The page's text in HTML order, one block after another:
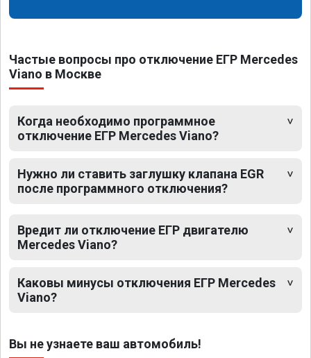
Частые вопросы про отключение ЕГР Mercedes
Viano в Москве
Когда необходимо программное
отключение ЕГР Mercedes Viano?
Нужно ли ставить заглушку клапана EGR
после программного отключения?
Вредит ли отключение ЕГР двигателю
Mercedes Viano?
Каковы минусы отключения ЕГР Mercedes
Viano?
Вы не узнаете ваш автомобиль!